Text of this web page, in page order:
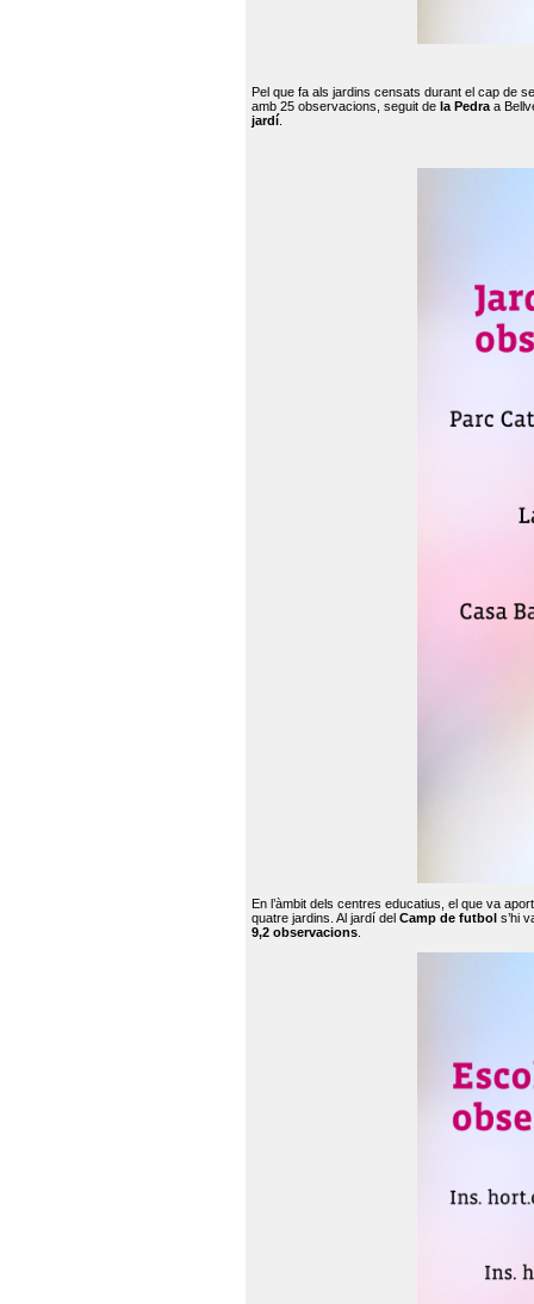
Pel que fa als jardins censats durant el cap de
amb 25 observacions, seguit de la Pedra a
jardí
En l’àmbit dels centres educatius, el que va
quatre jardins. Al jardí del Camp de futbol s’hi
9,2 observacions